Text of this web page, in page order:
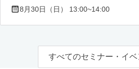
8月30日（日） 13:00~14:00
すべてのセミナー・イ